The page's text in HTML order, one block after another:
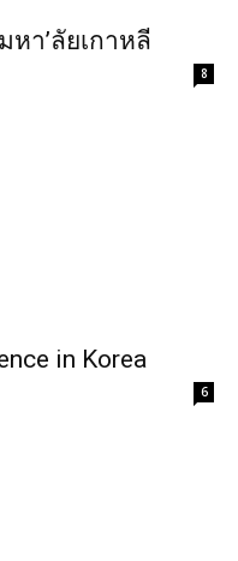
หา’ลัยเกาหลี
8
in Korea
6